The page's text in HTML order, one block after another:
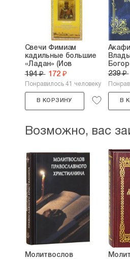
Свечи Фимиам
кадильные большие
«Ладан» (Иов
патриарх...
194 ₽ 172 ₽
Понравилось 41 человеку
В КОРЗИНУ
239 ₽
В
Возможно, вас
Молитвослов